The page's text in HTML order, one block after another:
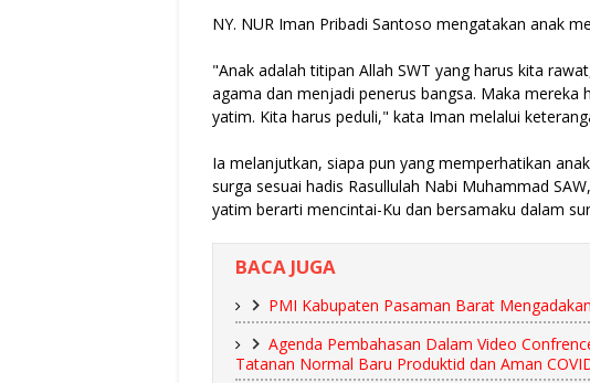
NY. NUR Iman Pribadi Santoso mengatakan anak
"Anak adalah titipan Allah SWT yang harus kita
agama dan menjadi penerus bangsa. Maka mereka
yatim. Kita harus peduli," kata Iman melalui
Ia melanjutkan, siapa pun yang memperhatikan
surga sesuai hadis Rasullulah Nabi Muhammad
yatim berarti mencintai-Ku dan bersamaku dalam
BACA JUGA
PMI Kabupaten Pasaman Barat
Agenda Pembahasan Dalam Video
Tatanan Normal Baru Produktid dan Aman